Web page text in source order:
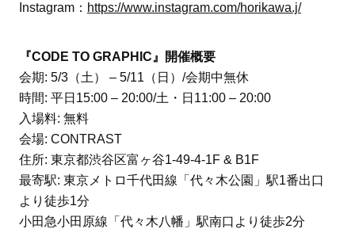
Instagram： https://www.instagram.com/horikawa.j/
『CODE TO GRAPHIC』開催概要
会期: 5/3（土） – 5/11（日）/会期中無休
時間: 平日15:00 – 20:00/土・日11:00 – 20:00
入場料: 無料
会場: CONTRAST
住所: 東京都渋谷区富ヶ谷1-49-4-1F & B1F
最寄駅: 東京メトロ千代田線「代々木公園」駅1番出口
より徒歩1分
小田急小田原線「代々木八幡」駅南口より徒歩2分